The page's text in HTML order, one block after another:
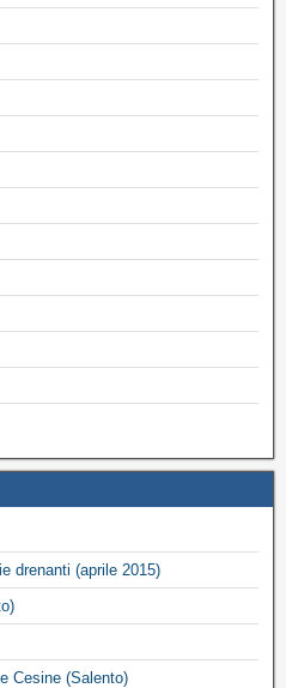
drenanti (aprile 2015)
Cesine (Salento)